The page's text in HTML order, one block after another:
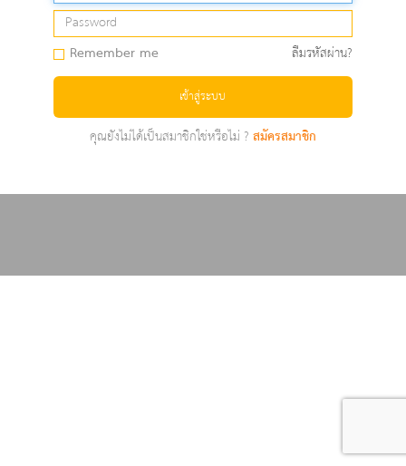
Remember me ลืมรหัสผ่าน?
เข้าสู่ระบบ
คุณยังไม่ได้เป็นสมาชิกใช่หรือไม่ ?สมัครสมาชิก